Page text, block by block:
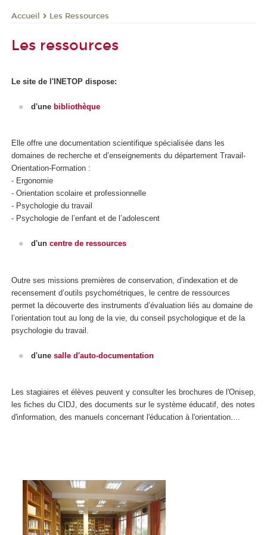
Accueil Les Ressources
Les ressources
Le site de l'INETOP dispose:
d'une bibliothèque
Elle offre une documentation scientifique spécialisée dans les
domaines de recherche et d’enseignements du département Travail-
Orientation-Formation :
- Ergonomie
- Orientation scolaire et professionnelle
- Psychologie du travail
- Psychologie de l’enfant et de l’adolescent
d'un centre de ressources
Outre ses missions premières de conservation, d’indexation et de
recensement d’outils psychométriques, le centre de ressources
permet la découverte des instruments d’évaluation liés au domaine de
l’orientation tout au long de la vie, du conseil psychologique et de la
psychologie du travail.
d'une salle d'auto-documentation
Les stagiaires et élèves peuvent y consulter les brochures de l'Onisep,
les fiches du CIDJ, des documents sur le système éducatif, des notes
d'information, des manuels concernant l'éducation à l'orientation....